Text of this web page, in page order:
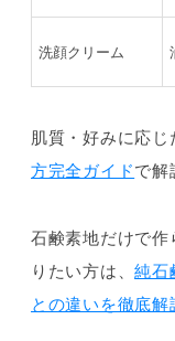
洗顔クリーム
肌質・好みに応じ
方完全ガイドで解
石鹸素地だけで作
りたい方は、純石
との違いを徹底解